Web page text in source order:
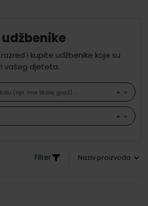
i kupite udžbenike koje su
vašeg djeteta.
×
(npr. ime škole, grad) ...
×
Filter